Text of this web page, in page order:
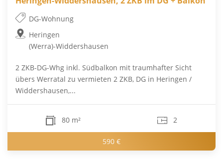
DG-Wohnung
Heringen
(Werra)-Widdershausen
2 ZKB-DG-Whg inkl. Südbalkon mit traumhafter Sicht
übers Werratal zu vermieten 2 ZKB, DG in Heringen /
Widdershausen,...
80 m² 2
590 €